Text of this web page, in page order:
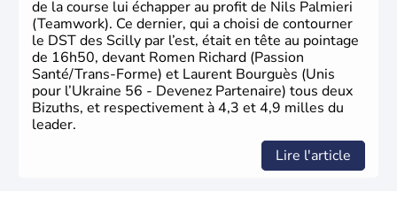
de la course lui échapper au profit de Nils Palmieri
(Teamwork). Ce dernier, qui a choisi de contourner
le DST des Scilly par l’est, était en tête au pointage
de 16h50, devant Romen Richard (Passion
Santé/Trans-Forme) et Laurent Bourguès (Unis
pour l’Ukraine 56 - Devenez Partenaire) tous deux
Bizuths, et respectivement à 4,3 et 4,9 milles du
leader.
Lire l'article